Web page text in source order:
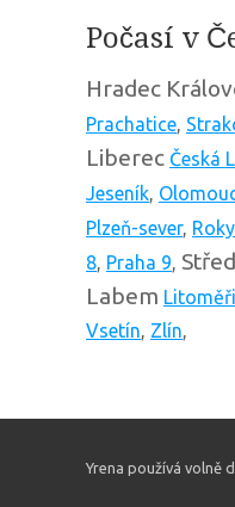
Počasí v
Hradec
Prachatice,
Liberec Česká
Jeseník,
Plzeň-sever,
8, Praha 9,
Labem
Vsetín, Zlín,
Yrena používá volně